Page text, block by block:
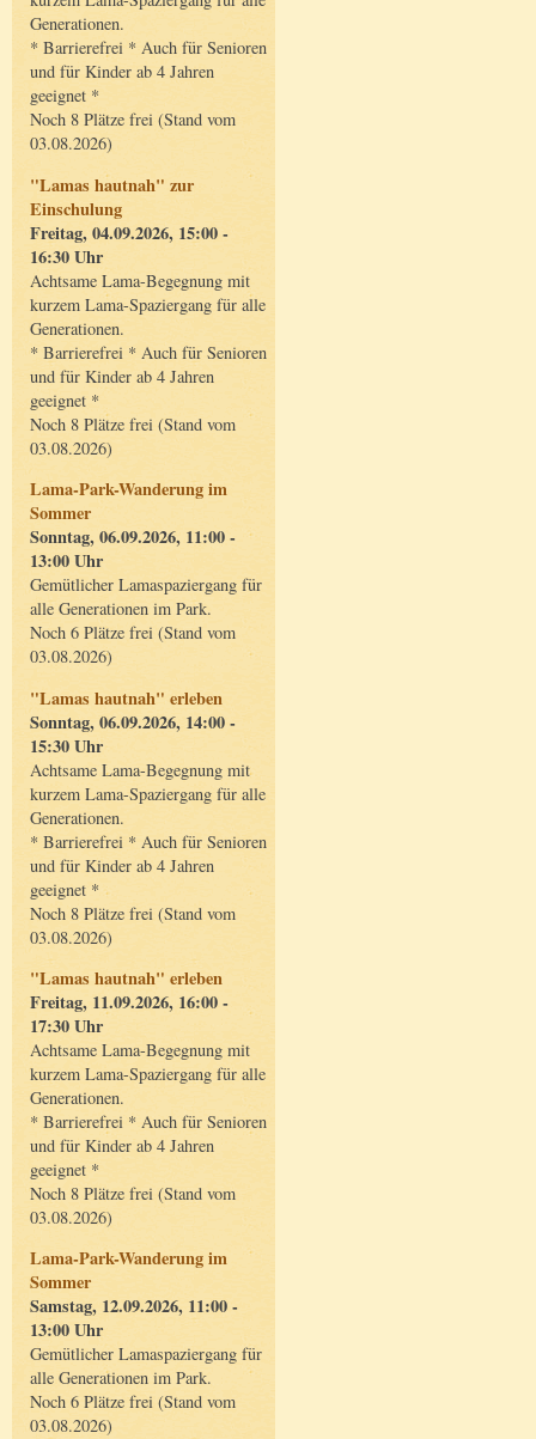
Generationen.
* Barrierefrei * Auch für Senioren
und für Kinder ab 4 Jahren
geeignet *
Noch 8 Plätze frei (Stand vom
03.08.2026)
"Lamas hautnah" zur
Einschulung
Freitag, 04.09.2026, 15:00 -
16:30 Uhr
Achtsame Lama-Begegnung mit
kurzem Lama-Spaziergang für alle
Generationen.
* Barrierefrei * Auch für Senioren
und für Kinder ab 4 Jahren
geeignet *
Noch 8 Plätze frei (Stand vom
03.08.2026)
Lama-Park-Wanderung im
Sommer
Sonntag, 06.09.2026, 11:00 -
13:00 Uhr
Gemütlicher Lamaspaziergang für
alle Generationen im Park.
Noch 6 Plätze frei (Stand vom
03.08.2026)
"Lamas hautnah" erleben
Sonntag, 06.09.2026, 14:00 -
15:30 Uhr
Achtsame Lama-Begegnung mit
kurzem Lama-Spaziergang für alle
Generationen.
* Barrierefrei * Auch für Senioren
und für Kinder ab 4 Jahren
geeignet *
Noch 8 Plätze frei (Stand vom
03.08.2026)
"Lamas hautnah" erleben
Freitag, 11.09.2026, 16:00 -
17:30 Uhr
Achtsame Lama-Begegnung mit
kurzem Lama-Spaziergang für alle
Generationen.
* Barrierefrei * Auch für Senioren
und für Kinder ab 4 Jahren
geeignet *
Noch 8 Plätze frei (Stand vom
03.08.2026)
Lama-Park-Wanderung im
Sommer
Samstag, 12.09.2026, 11:00 -
13:00 Uhr
Gemütlicher Lamaspaziergang für
alle Generationen im Park.
Noch 6 Plätze frei (Stand vom
03.08.2026)